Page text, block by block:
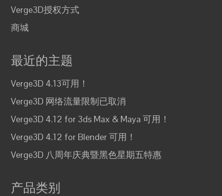
Verge3D授权方式
商城
最近的主题
Verge3D 4.13可用！
Verge3D 网络流量限制已取消
Verge3D 4.12 for 3ds Max & Maya 可用！
Verge3D 4.12 for Blender 可用！
Verge3D 八周年庆典暨黑色星期五特惠
产品类别